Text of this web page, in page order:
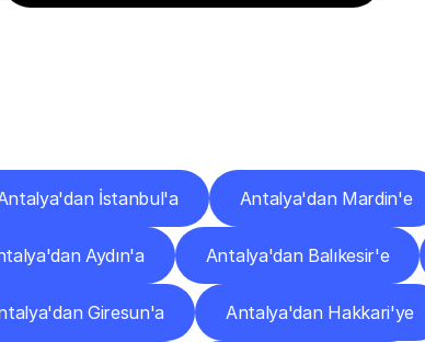
İstanbul'a Antalya'dan Mardin'e
Aydın'a Antalya'dan Balıkesir'e
Giresun'a Antalya'dan Hakkari'ye